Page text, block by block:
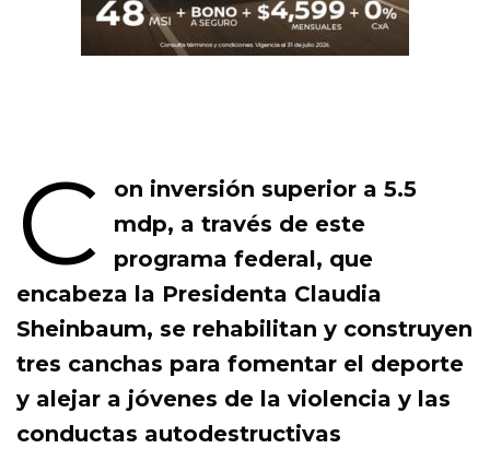
C
on inversión superior a 5.5
mdp, a través de este
programa federal, que
encabeza la Presidenta Claudia
Sheinbaum, se rehabilitan y construyen
tres canchas para fomentar el deporte
y alejar a jóvenes de la violencia y las
conductas autodestructivas